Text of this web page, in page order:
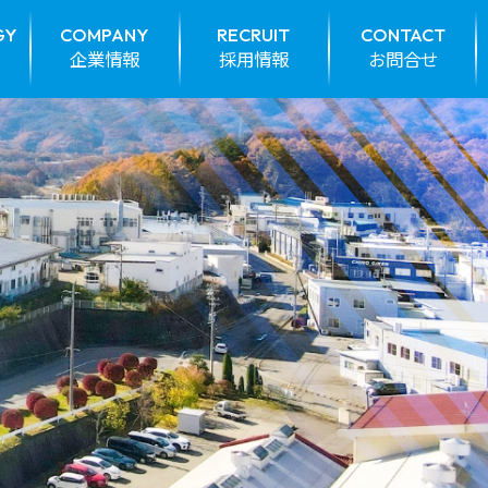
COMPANY
企業情報
RECRUIT
採用情報
CONTACT
お問合せ